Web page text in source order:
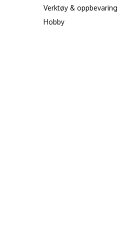
Verktøy & oppbevaring
Hobby